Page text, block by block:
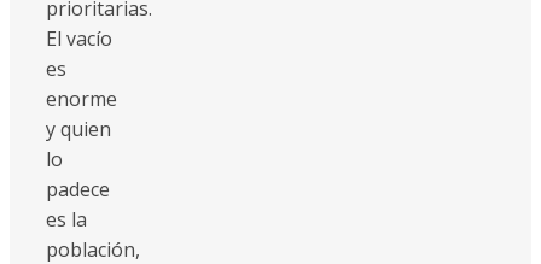
prioritarias.
El vacío
es
enorme
y quien
lo
padece
es la
población,